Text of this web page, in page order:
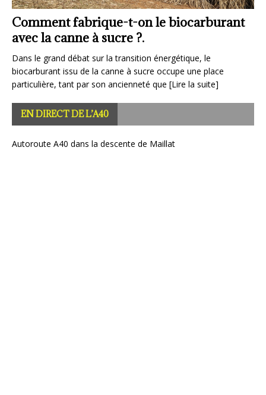
La pastille verte, l’ancêtre des vignettes
Crit’Air.
La pastille verte, bien avant l’apparition des vignettes Crit’Air,
circulation automobile en France, particulièrement en matière
[Lire la suite]
EN DIRECT DE L’A40
Autoroute A40 dans la descente de Maillat